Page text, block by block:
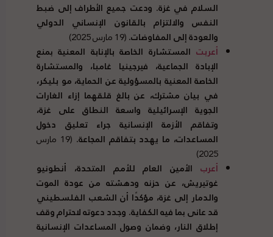
السلام في غزة. ودعت جميع الأطراف إلى ضبط
النفس والالتزام بالقانون الإنساني الدولي
والعودة إلى المفاوضات.(19 مارس 2025)
أعربت المستشارة الخاصة بالإنابة المعنية بمنع
الإبادة الجماعية، فيرجينيا غامبا، والمستشارة
الخاصة المعنية بالمسؤولية عن الحماية، مو بليكر،
في بيان مشترك، عن بالغ قلقهما إزاء الغارات
الجوية الإسرائيلية واسعة النطاق على غزة،
وتفاقم الأزمة الإنسانية جراء تعليق دخول
المساعدات، ما يهدد بتفاقم المجاعة.
(19 مارس
2025)
أعرب الأمين العام للأمم المتحدة، أنطونيو
غوتيريش، عن حزنه ودهشته من عودة الموت
والدمار إلى غزة، مؤكدًا أن الشعب الفلسطيني
قد عانى بما فيه الكفاية. وجدد دعوته لاحترام وقف
إطلاق النار، وضمان وصول المساعدات الإنسانية